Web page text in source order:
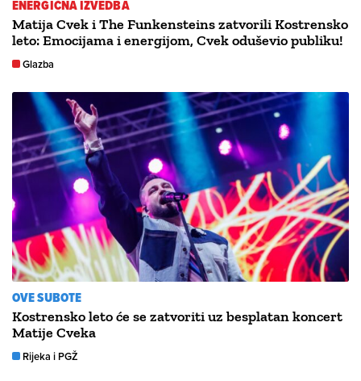
ENERGIČNA IZVEDBA
Matija Cvek i The Funkensteins zatvorili Kostrensko
leto: Emocijama i energijom, Cvek oduševio publiku!
Glazba
OVE SUBOTE
Kostrensko leto će se zatvoriti uz besplatan koncert
Matije Cveka
Rijeka i PGŽ